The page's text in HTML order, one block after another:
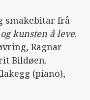
smakebitar frå
kunsten å leve.
Ragnar
Bildøen.
(piano),